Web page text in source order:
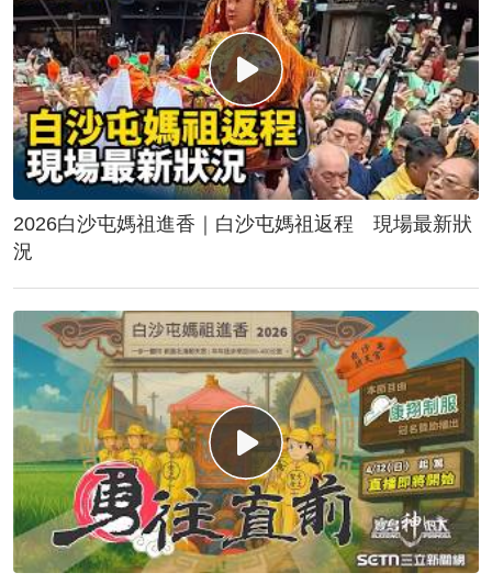
2026白沙屯媽祖進香｜白沙屯媽祖返程 現場最新狀
況